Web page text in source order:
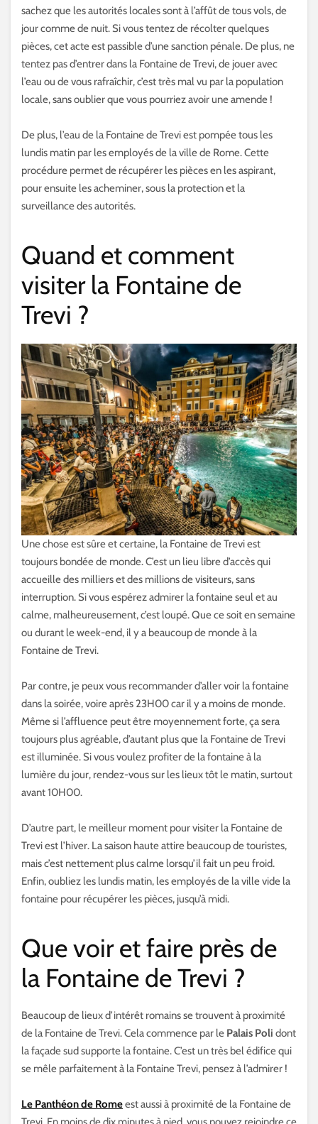
sachez que les autorités locales sont à l’affût de tous vols, de
jour comme de nuit. Si vous tentez de récolter quelques
pièces, cet acte est passible d’une sanction pénale. De plus, ne
tentez pas d’entrer dans la Fontaine de Trevi, de jouer avec
l’eau ou de vous rafraîchir, c’est très mal vu par la population
locale, sans oublier que vous pourriez avoir une amende !
De plus, l’eau de la Fontaine de Trevi est pompée tous les
lundis matin par les employés de la ville de Rome. Cette
procédure permet de récupérer les pièces en les aspirant,
pour ensuite les acheminer, sous la protection et la
surveillance des autorités.
Quand et comment
visiter la Fontaine de
Trevi ?
Une chose est sûre et certaine, la Fontaine de Trevi est
toujours bondée de monde. C’est un lieu libre d’accès qui
accueille des milliers et des millions de visiteurs, sans
interruption. Si vous espérez admirer la fontaine seul et au
calme, malheureusement, c’est loupé. Que ce soit en semaine
ou durant le week-end, il y a beaucoup de monde à la
Fontaine de Trevi.
Par contre, je peux vous recommander d’aller voir la fontaine
dans la soirée, voire après 23H00 car il y a moins de monde.
Même si l’affluence peut être moyennement forte, ça sera
toujours plus agréable, d’autant plus que la Fontaine de Trevi
est illuminée. Si vous voulez profiter de la fontaine à la
lumière du jour, rendez-vous sur les lieux tôt le matin, surtout
avant 10H00.
D’autre part, le meilleur moment pour visiter la Fontaine de
Trevi est l’hiver. La saison haute attire beaucoup de touristes,
mais c’est nettement plus calme lorsqu’il fait un peu froid.
Enfin, oubliez les lundis matin, les employés de la ville vide la
fontaine pour récupérer les pièces, jusqu’à midi.
Que voir et faire près de
la Fontaine de Trevi ?
Beaucoup de lieux d’intérêt romains se trouvent à proximité
de la Fontaine de Trevi. Cela commence par le Palais Poli dont
la façade sud supporte la fontaine. C’est un très bel édifice qui
se mêle parfaitement à la Fontaine Trevi, pensez à l’admirer !
Le Panthéonde Romeest aussi à proximité de la Fontaine de